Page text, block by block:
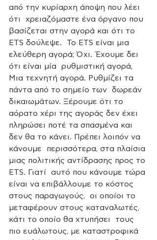
από την κυρίαρχη άποψη που λέει
ότι  χρειαζόμαστε ένα όργανο που
βασίζεται στην αγορά και ότι το
ETS δούλεψε.  Το ETS είναι μια
ελεύθερη αγορά; Όχι. Έχουμε δει
ότι είναι μία  ρυθμιστική αγορά,
Μια τεχνητή αγορά. Ρυθμίζει τα
πάντα από το σημείο των  δωρεάν
δικαιωμάτων. Ξέρουμε ότι το
αόρατο χέρι της αγοράς δεν έχει
πληρώσει ποτέ τα σπασμένα και
δεν θα το κάνει. Πρέπει λοιπόν να
κάνουμε  περισσότερα, στα πλαίσια
μιας πολιτικής αντίδρασης προς το
ETS. Γιατί  αυτό που κάνουμε τώρα
είναι να επιβάλλουμε το κόστος
στους παραγωγούς,  οι οποίοι το
μεταφέρουν στους καταναλωτές,
κάτι το οποίο θα χτυπήσει  τους
πιο ευάλωτους, με καταστροφικά